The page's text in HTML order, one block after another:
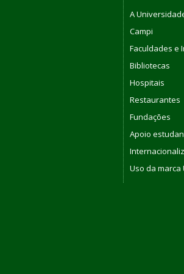
A
Campi
Faculdades e
Bibliotecas
Hospitais
Restaurantes
Fundações
Apoio
Uso da marca